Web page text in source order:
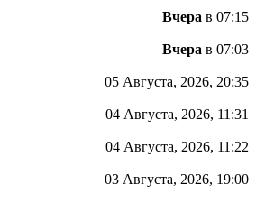
Вчера в 07:15
Вчера в 07:03
05 Августа, 2026, 20:35
04 Августа, 2026, 11:31
04 Августа, 2026, 11:22
03 Августа, 2026, 19:00